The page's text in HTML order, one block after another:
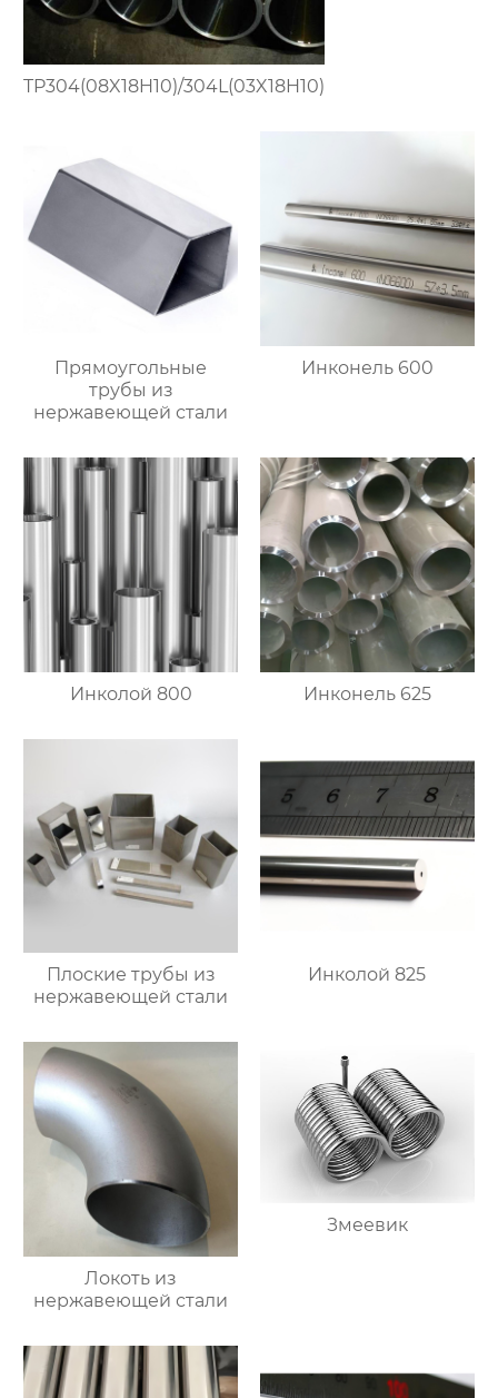
TP304(08X18H10)/304L(03X18H10)
Прямоугольные
трубы из
нержавеющей стали
Инконель 600
Инколой 800 Инконель 625
Плоские трубы из
нержавеющей стали
Инколой 825
Локоть из
нержавеющей стали
Змеевик